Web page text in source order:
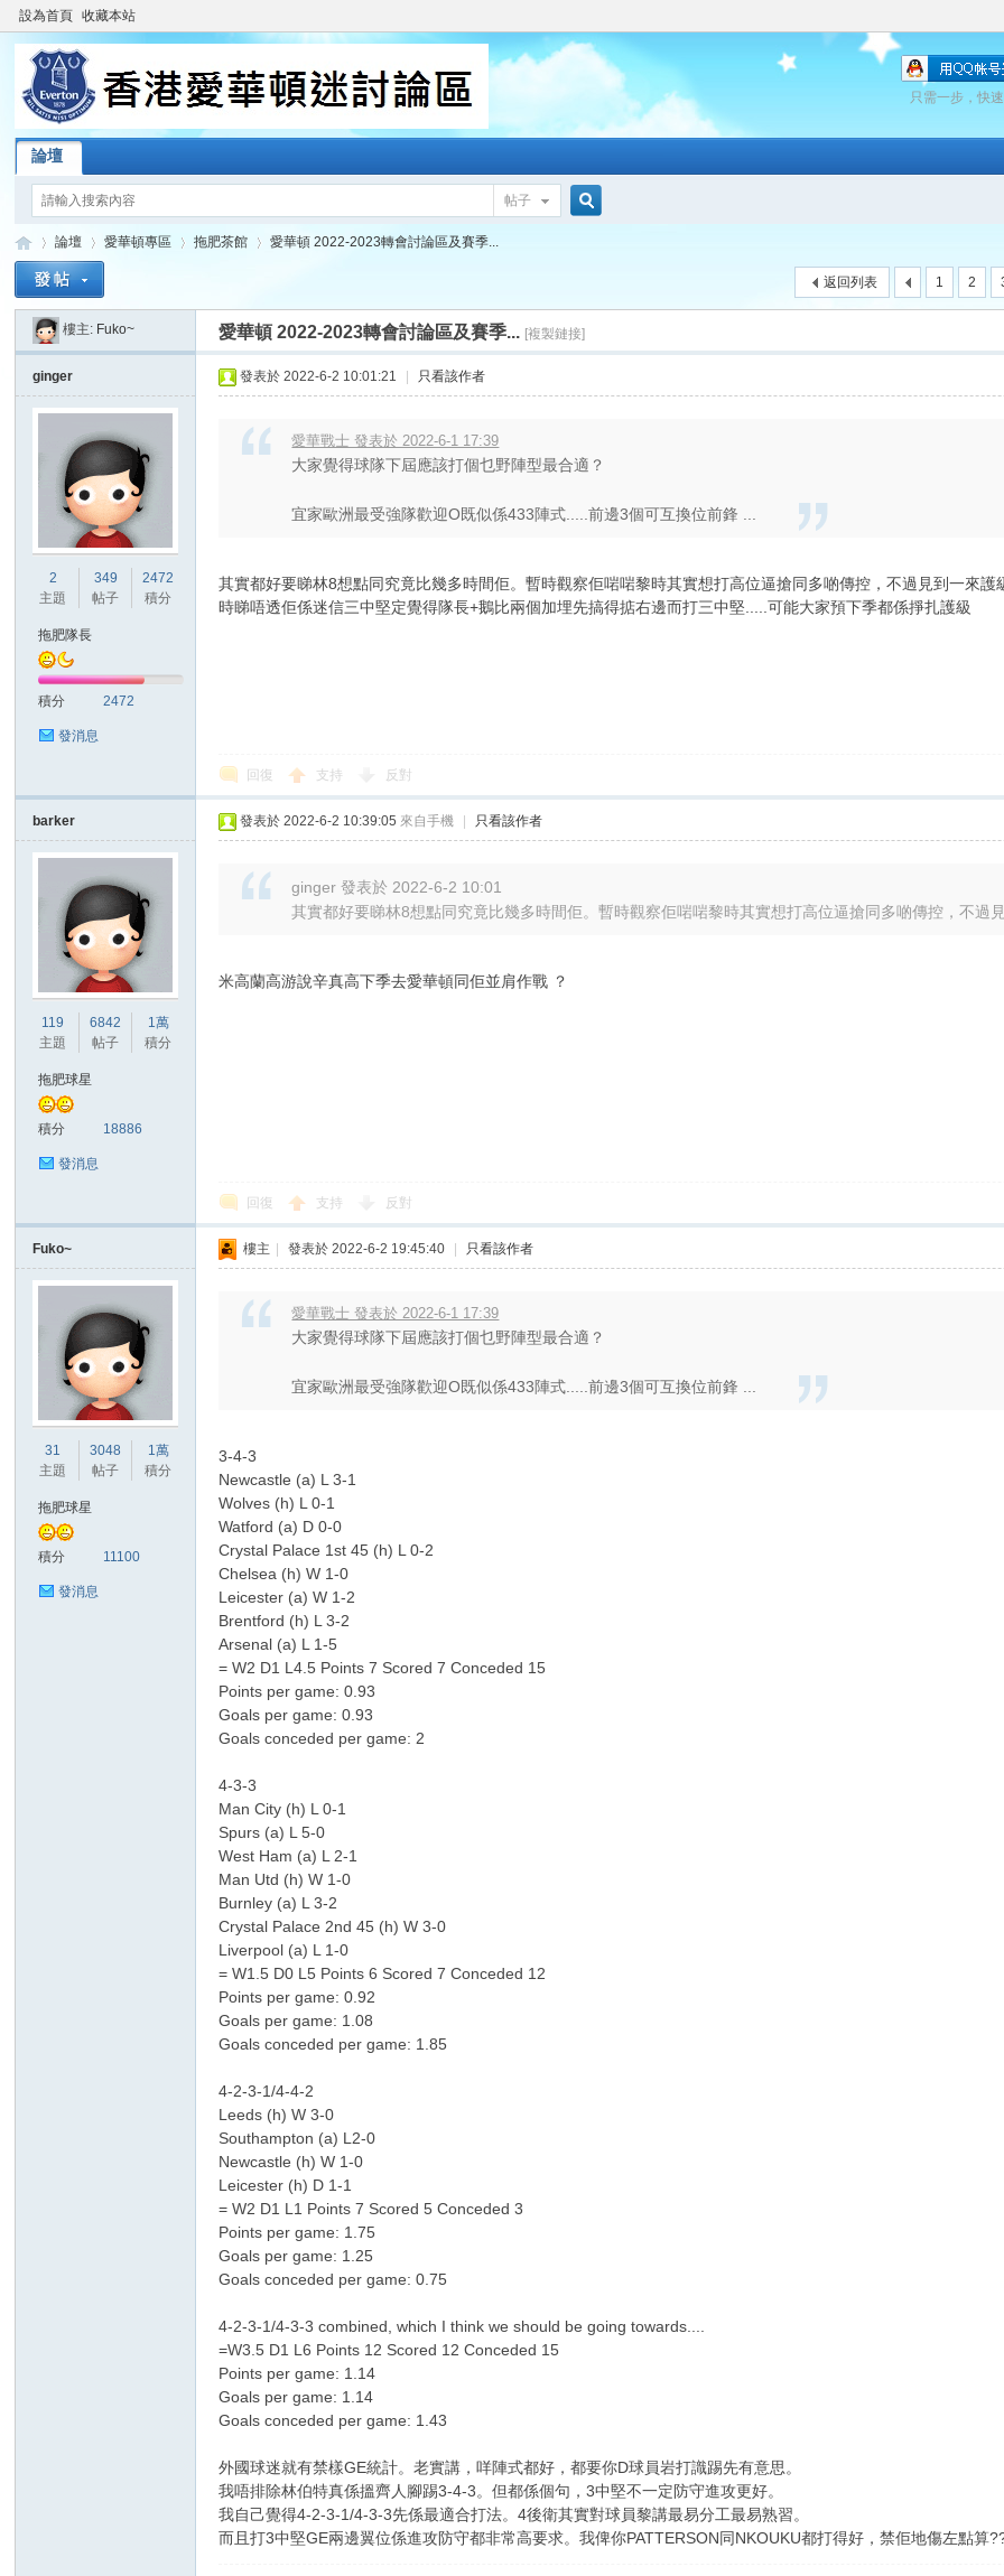
設為首頁 收藏本站
只需一步，快
論壇
帖子
索
»
論壇
›
愛華頓專區 拖肥茶館
›
愛華頓 2022-2023轉會討論區及賽季...
1 2
返回列表
樓主: Fuko~ 愛華頓 2022-2023轉會討論區及賽季... [複製鏈接]
ginger
2
主題
349
帖子
2472
積分
拖肥隊長
積分 2472
發消息
發表於 2022-6-2 10:01:21 只看該作者
愛華戰士 發表於 2022-6-1 17:39
大家覺得球隊下屆應該打個乜野陣型最合適？
宜家歐洲最受強隊歡迎O既似係433陣式.....前邊3個可互換位前鋒 ...
其實都好要睇林8想點同究竟比幾多時間佢。暫時觀察佢啱啱黎時其實想打高位逼搶同多啲傳控，不過見到一來
時睇唔透佢係迷信三中堅定覺得隊長+鵝比兩個加埋先搞得掂右邊而打三中堅.....可能大家預下季都係掙扎護級
回復 支持 反對
barker
119
主題
6842
帖子
1萬
積分
拖肥球星
積分 18886
發消息
發表於 2022-6-2 10:39:05 來自手機 只看該作者
ginger 發表於 2022-6-2 10:01
其實都好要睇林8想點同究竟比幾多時間佢。暫時觀察佢啱啱黎時其實想打高位逼搶同多啲傳控，不過見
米高蘭高游說辛真高下季去愛華頓同佢並肩作戰 ？
回復 支持 反對
Fuko~
31
主題
3048
帖子
1萬
積分
拖肥球星
積分 11100
發消息
樓主 發表於 2022-6-2 19:45:40 只看該作者
愛華戰士 發表於 2022-6-1 17:39
大家覺得球隊下屆應該打個乜野陣型最合適？
宜家歐洲最受強隊歡迎O既似係433陣式.....前邊3個可互換位前鋒 ...
3-4-3
Newcastle (a) L 3-1
Wolves (h) L 0-1
Watford (a) D 0-0
Crystal Palace 1st 45 (h) L 0-2
Chelsea (h) W 1-0
Leicester (a) W 1-2
Brentford (h) L 3-2
Arsenal (a) L 1-5
= W2 D1 L4.5 Points 7 Scored 7 Conceded 15
Points per game: 0.93
Goals per game: 0.93
Goals conceded per game: 2
4-3-3
Man City (h) L 0-1
Spurs (a) L 5-0
West Ham (a) L 2-1
Man Utd (h) W 1-0
Burnley (a) L 3-2
Crystal Palace 2nd 45 (h) W 3-0
Liverpool (a) L 1-0
= W1.5 D0 L5 Points 6 Scored 7 Conceded 12
Points per game: 0.92
Goals per game: 1.08
Goals conceded per game: 1.85
4-2-3-1/4-4-2
Leeds (h) W 3-0
Southampton (a) L2-0
Newcastle (h) W 1-0
Leicester (h) D 1-1
= W2 D1 L1 Points 7 Scored 5 Conceded 3
Points per game: 1.75
Goals per game: 1.25
Goals conceded per game: 0.75
4-2-3-1/4-3-3 combined, which I think we should be going towards....
=W3.5 D1 L6 Points 12 Scored 12 Conceded 15
Points per game: 1.14
Goals per game: 1.14
Goals conceded per game: 1.43
外國球迷就有禁樣GE統計。老實講，咩陣式都好，都要你D球員岩打識踢先有意思。
我唔排除林伯特真係搵齊人腳踢3-4-3。但都係個句，3中堅不一定防守進攻更好。
我自己覺得4-2-3-1/4-3-3先係最適合打法。4後衛其實對球員黎講最易分工最易熟習。
而且打3中堅GE兩邊翼位係進攻防守都非常高要求。我俾你PATTERSON同NKOUKU都打得好，禁佢地傷左點算